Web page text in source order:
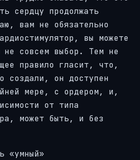
сердцу продолжать
вам не обязательно
вы можете
не совсем выбор. Тем не
правило гласит, что,
создали, он доступен
мере, с ордером, и,
от типа
может быть, и без
«умный»